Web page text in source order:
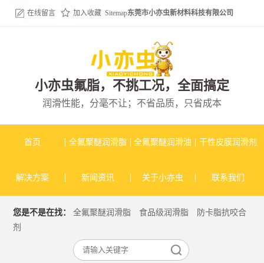
在线留言 加入收藏 Sitemap东莞市小亦虫新材料科技有限公司
小亦虫氟脂，不挑工况，全面搞定
润滑性能，分毫不让；不省品质，只省成本
首页 全氟聚醚润滑脂 全氟聚醚润滑油 干性皮膜润滑剂
解决方案 新闻资讯 关于小亦虫 联系我们
您是不是在找：全氟聚醚润滑脂 食品级润滑脂
防卡脂抗咬合
剂